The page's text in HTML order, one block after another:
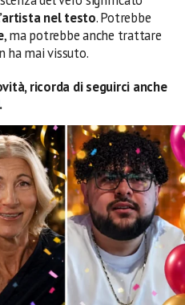
nel testo. Potrebbe
, ma potrebbe anche trattare
ha mai vissuto.
ricorda di seguirci anche
.